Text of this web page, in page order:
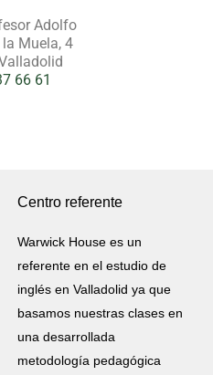
Adolfo
Muela, 4
66 61
Centro referente
Warwick House es un
referente en el estudio de
inglés en Valladolid ya que
basamos nuestras clases en
una desarrollada
metodología pedagógica